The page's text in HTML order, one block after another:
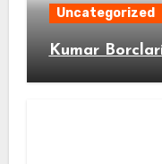
Uncategorized
Kumar